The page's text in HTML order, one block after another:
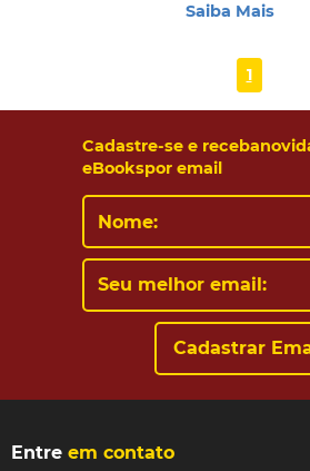
Saiba Mais
1
Cadastre-se e receba
eBookspor email
Entre em contato